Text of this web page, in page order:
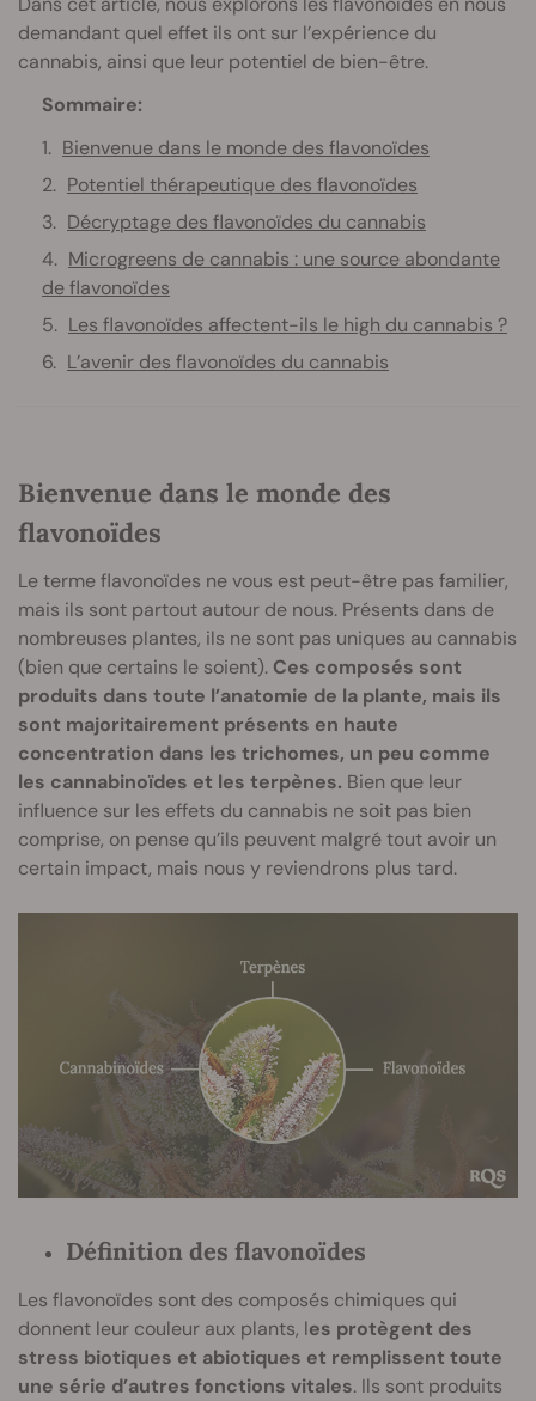
demandant quel effet ils ont sur l’expérience du
cannabis, ainsi que leur potentiel de bien-être.
Sommaire:
Bienvenue dans le monde des flavonoïdes
Potentiel thérapeutique des flavonoïdes
Décryptage des flavonoïdes du cannabis
Microgreens de cannabis : une source abondante
de flavonoïdes
Les flavonoïdes affectent-ils le high du cannabis ?
L’avenir des flavonoïdes du cannabis
Bienvenue dans le monde des
flavonoïdes
Le terme flavonoïdes ne vous est peut-être pas familier,
mais ils sont partout autour de nous. Présents dans de
nombreuses plantes, ils ne sont pas uniques au cannabis
(bien que certains le soient). Ces composés sont
produits dans toute l’anatomie de la plante, mais ils
sont majoritairement présents en haute
concentration dans les trichomes, un peu comme
les cannabinoïdes et les terpènes. Bien que leur
influence sur les effets du cannabis ne soit pas bien
comprise, on pense qu’ils peuvent malgré tout avoir un
certain impact, mais nous y reviendrons plus tard.
Définition des flavonoïdes
Les flavonoïdes sont des composés chimiques qui
donnent leur couleur aux plants, les protègent des
stress biotiques et abiotiques et remplissent toute
une série d’autres fonctions vitales. Ils sont produits